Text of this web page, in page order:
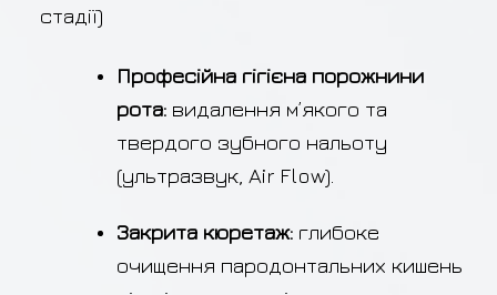
стадії)
Професійна гігієна порожнини
рота:видалення м’якого та
твердого зубного нальоту
(ультразвук, Air Flow).
Закрита кюретаж:глибоке
очищення пародонтальних кишень